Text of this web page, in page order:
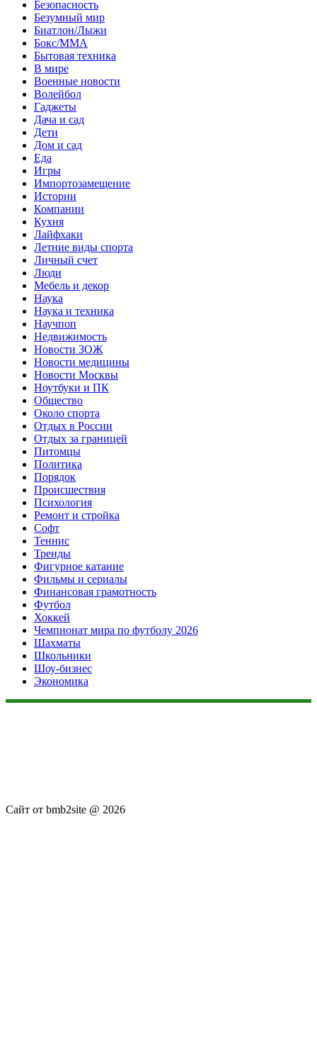
Безопасность
Безумный мир
Биатлон/Лыжи
Бокс/MMA
Бытовая техника
В мире
Военные новости
Волейбол
Гаджеты
Дача и сад
Дети
Дом и сад
Еда
Игры
Импортозамещение
Истории
Компании
Кухня
Лайфхаки
Летние виды спорта
Личный счет
Люди
Мебель и декор
Наука
Наука и техника
Научпоп
Недвижимость
Новости ЗОЖ
Новости медицины
Новости Москвы
Ноутбуки и ПК
Общество
Около спорта
Отдых в России
Отдых за границей
Питомцы
Политика
Порядок
Происшествия
Психология
Ремонт и стройка
Софт
Теннис
Тренды
Фигурное катание
Фильмы и сериалы
Финансовая грамотность
Футбол
Хоккей
Чемпионат мира по футболу 2026
Шахматы
Школьники
Шоу-бизнес
Экономика
Сайт от bmb2site @ 2026